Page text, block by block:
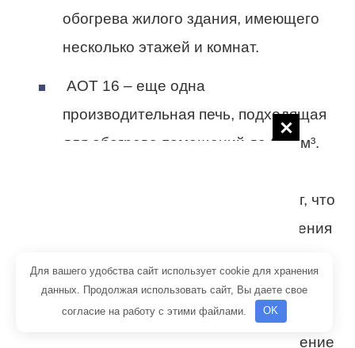
обогрева жилого здания, имеющего
несколько этажей и комнат.
АОТ 16 – еще одна
производительная печь, подходящая
для обогрева помещений до 600 м³.
топочной камере достигает 190 кг, что
при монтаже потребует изготовления
подходит для промышленных целей.
На основе печи Бренеран АОТ 16,
устанавливают воздушное отопление
Для вашего удобства сайт использует cookie для хранения
данных. Продолжая использовать сайт, Вы даете свое
согласие на работу с этими файлами.
OK